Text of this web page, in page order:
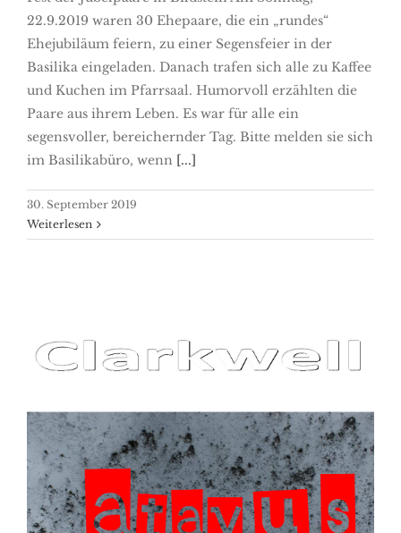
22.9.2019 waren 30 Ehepaare, die ein „rundes“
Ehejubiläum feiern, zu einer Segensfeier in der
Basilika eingeladen. Danach trafen sich alle zu Kaffee
und Kuchen im Pfarrsaal. Humorvoll erzählten die
Paare aus ihrem Leben. Es war für alle ein
segensvoller, bereichernder Tag. Bitte melden sie sich
im Basilikabüro, wenn [...]
30. September 2019
Weiterlesen